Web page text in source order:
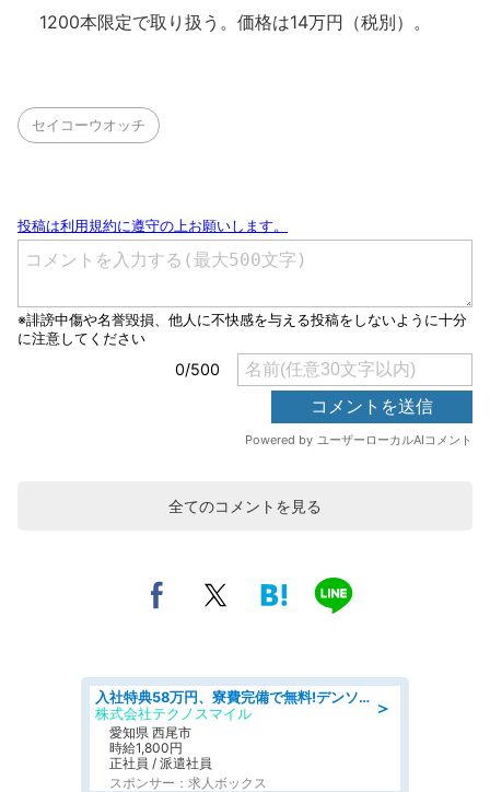
1200本限定で取り扱う。価格は14万円（税別）。
セイコーウオッチ
全てのコメントを見る
＞
入社特典58万円、寮費完備で無料!デンソーで働こう!自動車工場で小型部品の検査業務 denso aichi
株式会社テクノスマイル
愛知県 西尾市
時給1,800円
正社員 / 派遣社員
スポンサー：求人ボックス